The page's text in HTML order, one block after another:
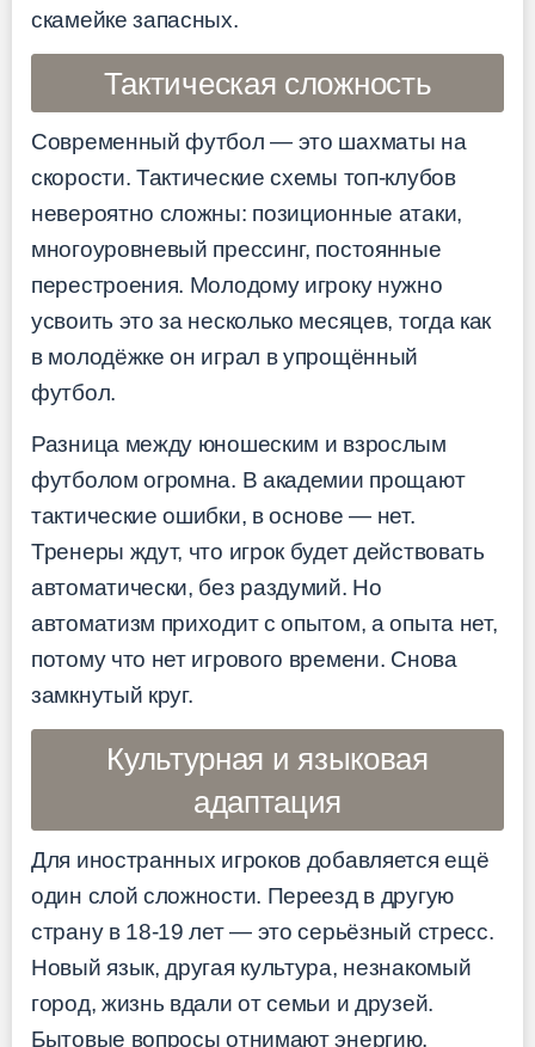
скамейке запасных.
Тактическая сложность
Современный футбол — это шахматы на
скорости. Тактические схемы топ-клубов
невероятно сложны: позиционные атаки,
многоуровневый прессинг, постоянные
перестроения. Молодому игроку нужно
усвоить это за несколько месяцев, тогда как
в молодёжке он играл в упрощённый
футбол.
Разница между юношеским и взрослым
футболом огромна. В академии прощают
тактические ошибки, в основе — нет.
Тренеры ждут, что игрок будет действовать
автоматически, без раздумий. Но
автоматизм приходит с опытом, а опыта нет,
потому что нет игрового времени. Снова
замкнутый круг.
Культурная и языковая
адаптация
Для иностранных игроков добавляется ещё
один слой сложности. Переезд в другую
страну в 18-19 лет — это серьёзный стресс.
Новый язык, другая культура, незнакомый
город, жизнь вдали от семьи и друзей.
Бытовые вопросы отнимают энергию,